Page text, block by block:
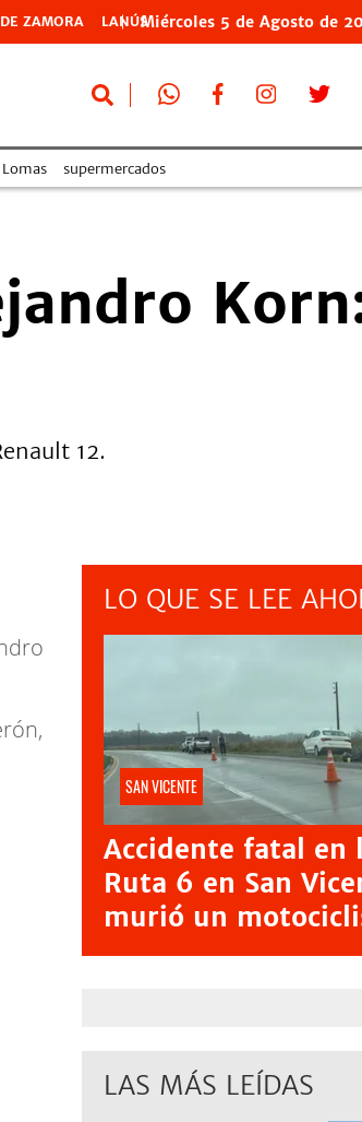
ZAMORA LANÚSMiércoles 5 de Agosto de
Lomas supermercados
12.
LO QUE SE LEE
SAN VICENTE
Accidente fatal en
Ruta 6 en San
murió un
LAS MÁS LEÍDAS